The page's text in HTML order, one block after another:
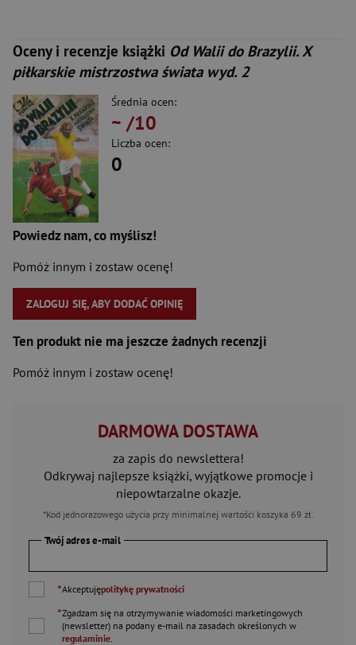
Oceny i recenzje książki Od Walii do Brazylii. X
piłkarskie mistrzostwa świata wyd. 2
Średnia ocen:
~ /10
Liczba ocen:
0
Powiedz nam, co myślisz!
Pomóż innym i zostaw ocenę!
ZALOGUJ SIĘ, ABY DODAĆ OPINIĘ
Ten produkt nie ma jeszcze żadnych recenzji
Pomóż innym i zostaw ocenę!
DARMOWA DOSTAWA
za zapis do newslettera!
Odkrywaj najlepsze książki, wyjątkowe promocje i
niepowtarzalne okazje.
*Kod jednorazowego użycia przy minimalnej wartości koszyka 69 zł.
Twój adres e-mail
*Akceptujępolitykę prywatności
*Zgadzam się na otrzymywanie wiadomości marketingowych
(newsletter) na podany e-mail na zasadach określonych w
regulaminie